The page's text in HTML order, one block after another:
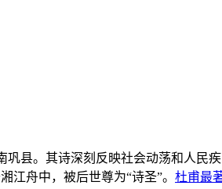
县。其诗深刻反映社会动荡和人民
江舟中，被后世尊为“诗圣”。 杜甫最